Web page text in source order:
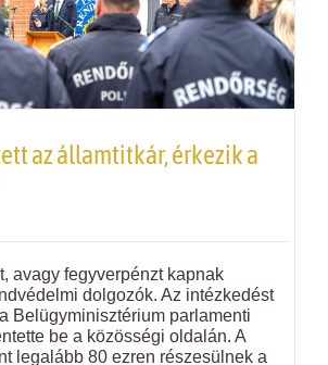
az államtitkár, érkezik a
avagy fegyverpénzt kapnak
dolgozók. Az intézkedést
Belügyminisztérium parlamenti
be a közösségi oldalán. A
legalább 80 ezren részesülnek a